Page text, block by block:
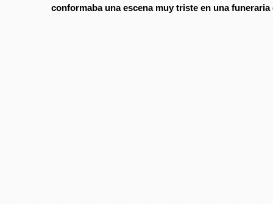
conformaba una escena muy triste en una